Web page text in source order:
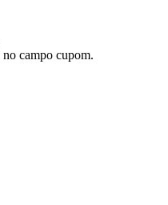
no campo cupom.